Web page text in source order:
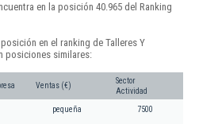
en la posición 40.965 del Ranking
en el ranking de Talleres Y
posiciones similares:
Ventas (€)
Sector
Actividad
pequeña 7500